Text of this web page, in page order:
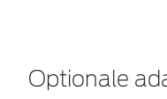
Optionale